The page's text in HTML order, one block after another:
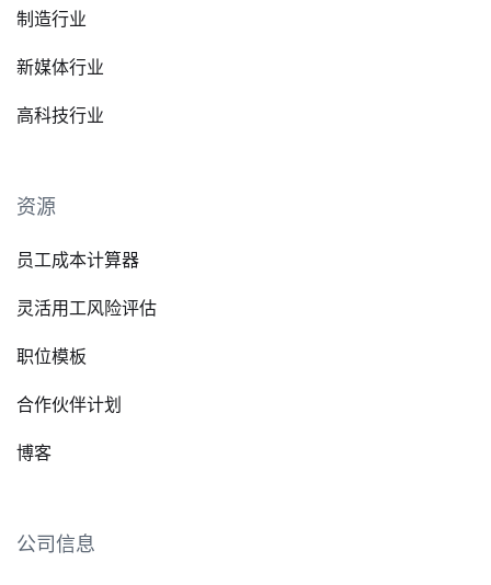
制造行业
新媒体行业
高科技行业
资源
员工成本计算器
灵活用工风险评估
职位模板
合作伙伴计划
博客
公司信息